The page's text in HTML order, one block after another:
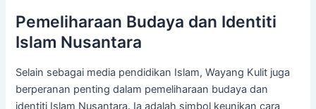
Pemeliharaan Budaya dan Identiti
Islam Nusantara
Selain sebagai media pendidikan Islam, Wayang Kulit juga
berperanan penting dalam pemeliharaan budaya dan
identiti Islam Nusantara. Ia adalah simbol keunikan cara